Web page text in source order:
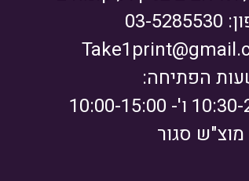
הפתיחה:
מוצ"ש סגור